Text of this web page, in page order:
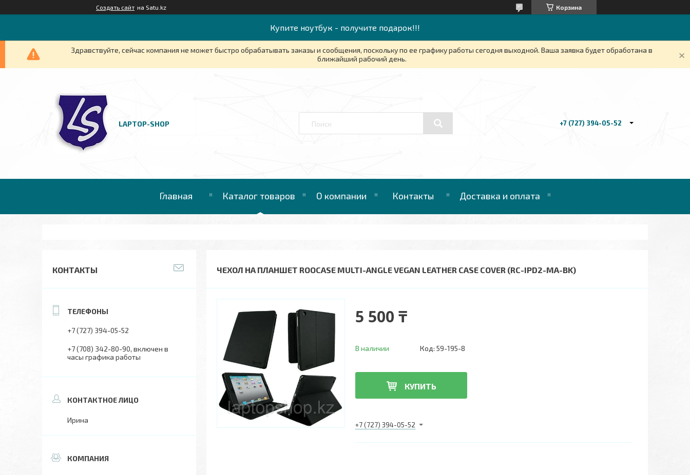
Создать сайт на Satu.kz Корзина
Купите ноутбук - получите подарок!!!
Здравствуйте, сейчас компания не может быстро обрабатывать заказы и сообщения, поскольку по ее графику работы сегодня выходной. Ваша заявка будет обработана в
ближайший рабочий день.
LAPTOP-SHOP +7 (727) 394-05-52
Главная Каталог товаров О компании Контакты Доставка и оплата
ЧЕХОЛ НА ПЛАНШЕТ ROOCASE MULTI-ANGLE VEGAN LEATHER CASE COVER (RC-IPD2-MA-BK)
5 500 ₸
В наличии Код: 59-195-8
КУПИТЬ
+7 (727) 394-05-52
КОНТАКТЫ
+7 (727) 394-05-52
+7 (708) 342-80-90 включен в
часы графика работы
Ирина